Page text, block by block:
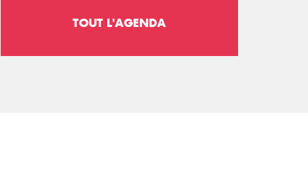
TOUT L'AGENDA